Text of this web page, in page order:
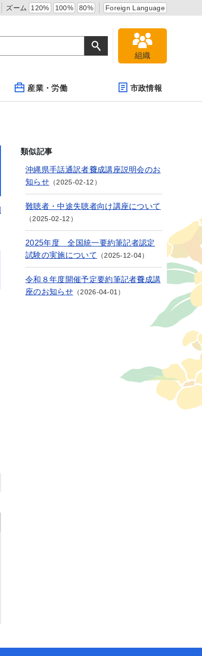
ズーム 120% 100% 80% Foreign Language
組織
産業・労働 市政情報
類似記事
沖縄県手話通訳者養成講座説明会のお
知らせ
2025-02-12
難聴者・中途失聴者向け講座について
2025-02-12
2025年度 全国統一要約筆記者認定
試験の実施について
2025-12-04
令和８年度開催予定要約筆記者養成講
座のお知らせ
2026-04-01